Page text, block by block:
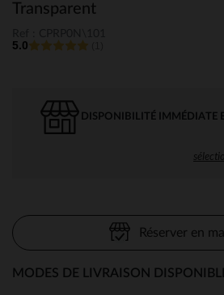
Transparent
5.0
DISPONIBILITÉ IMMÉDIATE
Réserver en
MODES DE LIVRAISON